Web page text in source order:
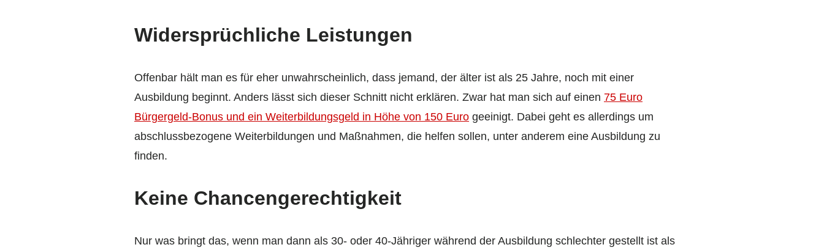
Widersprüchliche Leistungen
Offenbar hält man es für eher unwahrscheinlich, dass jemand, der älter ist als 25 Jahre, noch mit einer
Ausbildung beginnt. Anders lässt sich dieser Schnitt nicht erklären. Zwar hat man sich auf einen 75 Euro
Bürgergeld-Bonus und ein Weiterbildungsgeld in Höhe von 150 Euro geeinigt. Dabei geht es allerdings um
abschlussbezogene Weiterbildungen und Maßnahmen, die helfen sollen, unter anderem eine Ausbildung zu
finden.
Keine Chancengerechtigkeit
Nur was bringt das, wenn man dann als 30- oder 40-Jähriger während der Ausbildung schlechter gestellt ist als